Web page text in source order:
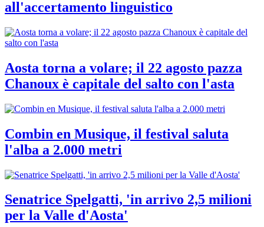
all'accertamento linguistico
Aosta torna a volare; il 22 agosto pazza
Chanoux è capitale del salto con l'asta
Combin en Musique, il festival saluta
l'alba a 2.000 metri
Senatrice Spelgatti, 'in arrivo 2,5 milioni
per la Valle d'Aosta'